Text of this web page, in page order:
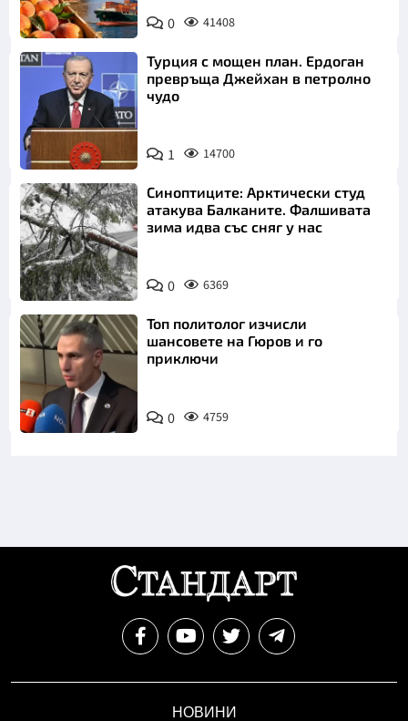
0 41408
Турция с мощен план. Ердоган
превръща Джейхан в петролно
чудо
1 14700
Синоптиците: Арктически студ
атакува Балканите. Фалшивата
зима идва със сняг у нас
0 6369
Топ политолог изчисли
шансовете на Гюров и го
приключи
0 4759
НОВИНИ